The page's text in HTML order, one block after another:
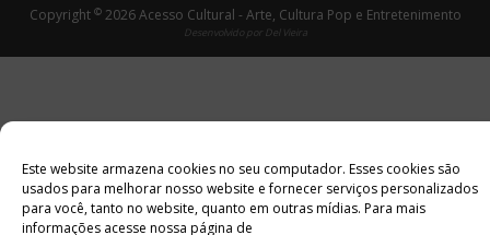
Este website armazena cookies no seu computador. Esses cookies são
usados ​​para melhorar nosso website e fornecer serviços personalizados
para você, tanto no website, quanto em outras mídias. Para mais
informações acesse nossa página de
Copyright ©2026 Acesso Cultural - Arte, Cultura Pop e Entretenimento
Desenvolvido por Del Vieira